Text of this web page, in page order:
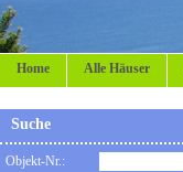
Home Alle Häuser
Suche
Objekt-Nr.: